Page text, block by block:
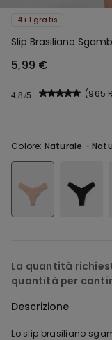
4+1 gratis
Slip Brasiliano
5,99 €
4,8 965
Colore: Naturale -
La quantità
quantità per
Descrizione
Lo slip brasiliano